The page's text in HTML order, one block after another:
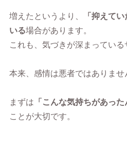
増えたというより、
「抑えて
いる場合があります。
これも、気づきが深まっている
本来、感情は悪者ではありませ
まずは 「こんな気持ちがあった
ことが大切です。